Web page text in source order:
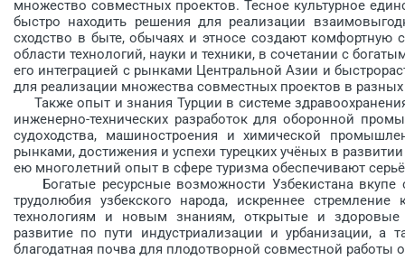
множество совместных проектов. Тесное культурное
быстро находить решения для реализации
сходство в быте, обычаях и этносе создают комфортную
области технологий, науки и техники, в сочетании с
его интеграцией с рынками Центральной Азии и
для реализации множества совместных проектов в
Также опыт и знания Турции в системе
инженерно-технических разработок для оборонной
судоходства, машиностроения и химической
рынками, достижения и успехи турецких учёных в
ею многолетний опыт в сфере туризма обеспечивают
Богатые ресурсные возможности Узбекистана вкупе
трудолюбия узбекского народа, искреннее
технологиям и новым знаниям, открытые и
развитие по пути индустриализации и урбанизации,
благодатная почва для плодотворной совместной работы